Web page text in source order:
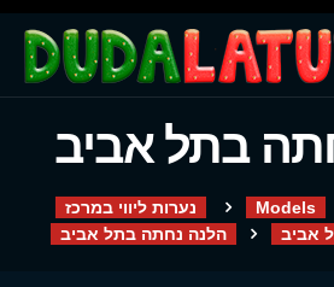
בתל אביב
Models
נערות ליווי במרכז
אביב
הלנה נחתה בתל אביב